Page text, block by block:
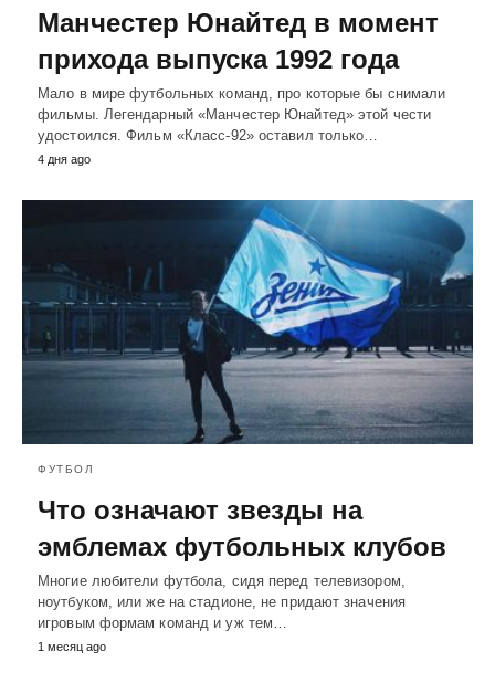
Манчестер Юнайтед в момент
прихода выпуска 1992 года
Мало в мире футбольных команд, про которые бы снимали
фильмы. Легендарный «Манчестер Юнайтед» этой чести
удостоился. Фильм «Класс-92» оставил только…
4 дня ago
ФУТБОЛ
Что означают звезды на
эмблемах футбольных клубов
Многие любители футбола, сидя перед телевизором,
ноутбуком, или же на стадионе, не придают значения
игровым формам команд и уж тем…
1 месяц ago